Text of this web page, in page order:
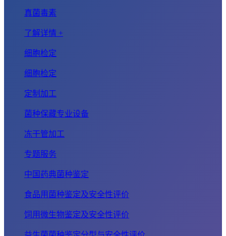
真菌毒素
了解详情 +
细胞检定
细胞检定
定制加工
菌种保藏专业设备
冻干管加工
专题服务
中国药典菌种鉴定
食品用菌种鉴定及安全性评价
饲用微生物鉴定及安全性评价